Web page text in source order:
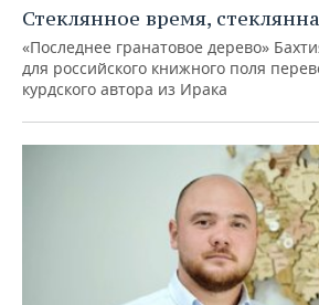
Стеклянное время,
«Последнее гранатовое дерево»
для российского книжного поля
курдского автора из Ирака